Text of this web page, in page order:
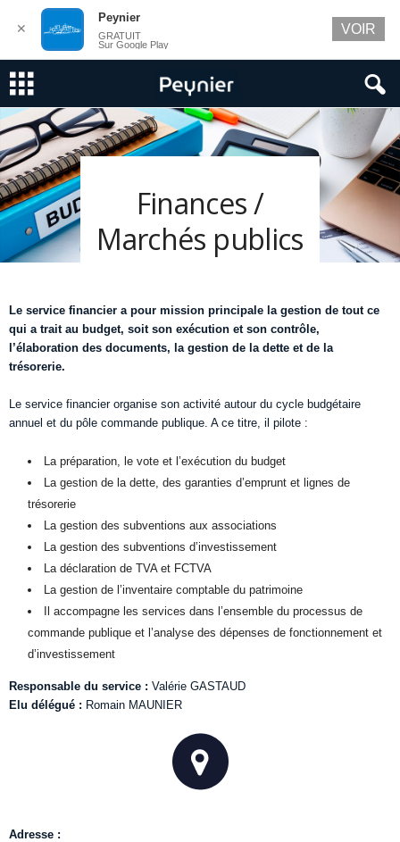
Finances /
Marchés publics
Le service financier a pour mission principale la gestion de tout ce
qui a trait au budget, soit son exécution et son contrôle,
l’élaboration des documents, la gestion de la dette et de la
trésorerie.
Le service financier organise son activité autour du cycle budgétaire
annuel et du pôle commande publique. A ce titre, il pilote :
La préparation, le vote et l’exécution du budget
La gestion de la dette, des garanties d’emprunt et lignes de
trésorerie
La gestion des subventions aux associations
La gestion des subventions d’investissement
La déclaration de TVA et FCTVA
La gestion de l’inventaire comptable du patrimoine
Il accompagne les services dans l’ensemble du processus de
commande publique et l’analyse des dépenses de fonctionnement et
d’investissement
Responsable du service : Valérie GASTAUD
Elu délégué : Romain MAUNIER
Adresse :
✕
Peynier
GRATUIT
Sur Google Play
VOIR